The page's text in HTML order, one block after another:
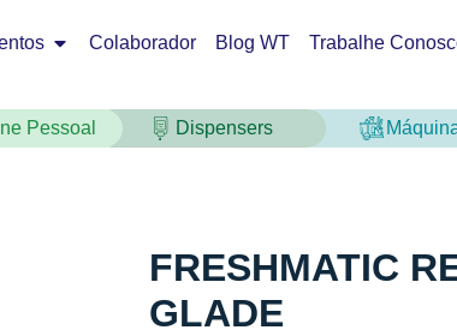
Colaborador Blog WT Trabalhe
Pessoal Dispensers
FRESHMATIC
GLADE